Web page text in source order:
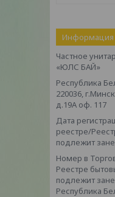
Информация
Частное
«ЮЛС БАЙ»
Республика
220036,
д.19А оф. 117
Дата
реестре/
подлежит
Номер в
Реестре
подлежит
Республика